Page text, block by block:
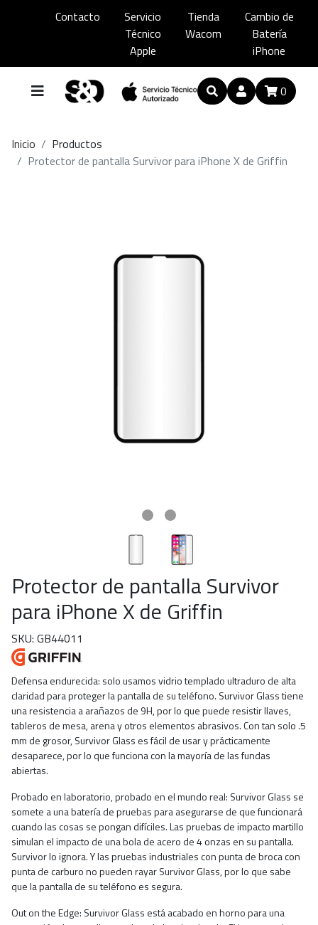
Contacto
Servicio
Técnico
Apple
Tienda
Wacom
Cambio de
Batería
iPhone
0
Inicio
Productos
Protector de pantalla Survivor para iPhone X de Griffin
Protector de pantalla Survivor
para iPhone X de Griffin
SKU: GB44011
Defensa endurecida: solo usamos vidrio templado ultraduro de alta
claridad para proteger la pantalla de su teléfono. Survivor Glass tiene
una resistencia a arañazos de 9H, por lo que puede resistir llaves,
tableros de mesa, arena y otros elementos abrasivos. Con tan solo .5
mm de grosor, Survivor Glass es fácil de usar y prácticamente
desaparece, por lo que funciona con la mayoría de las fundas
abiertas.
Probado en laboratorio, probado en el mundo real: Survivor Glass se
somete a una batería de pruebas para asegurarse de que funcionará
cuando las cosas se pongan difíciles. Las pruebas de impacto martillo
simulan el impacto de una bola de acero de 4 onzas en su pantalla.
Survivor lo ignora. Y las pruebas industriales con punta de broca con
punta de carburo no pueden rayar Survivor Glass, por lo que sabe
que la pantalla de su teléfono es segura.
Out on the Edge: Survivor Glass está acabado en horno para una